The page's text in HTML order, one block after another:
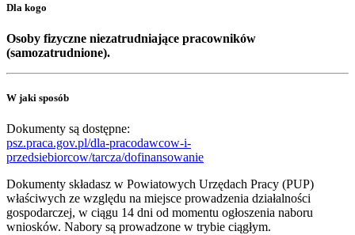
Dla kogo
Osoby fizyczne niezatrudniające pracowników
(samozatrudnione).
W jaki sposób
Dokumenty są dostępne:
psz.praca.gov.pl/dla-pracodawcow-i-
przedsiebiorcow/tarcza/dofinansowanie
Dokumenty składasz w Powiatowych Urzędach Pracy (PUP)
właściwych ze względu na miejsce prowadzenia działalności
gospodarczej, w ciągu 14 dni od momentu ogłoszenia naboru
wniosków. Nabory są prowadzone w trybie ciągłym.